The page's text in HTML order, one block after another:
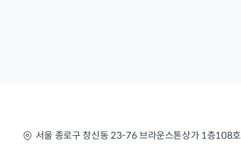
서울 종로구 창신동 23-76 브라운스톤상가 1층108호